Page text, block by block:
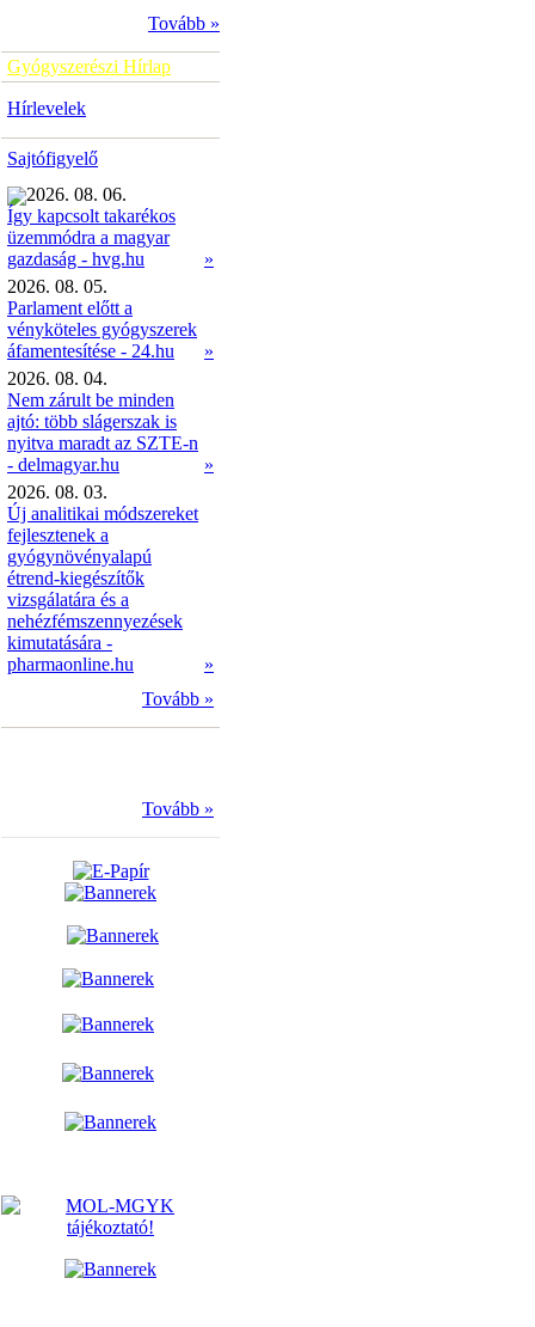
Tovább »
Gyógyszerészi Hírlap
Hírlevelek
Sajtófigyelő
2026. 08. 06.
Így kapcsolt takarékos
üzemmódra a magyar
gazdaság - hvg.hu
»
2026. 08. 05.
Parlament előtt a
vényköteles gyógyszerek
áfamentesítése - 24.hu
»
2026. 08. 04.
Nem zárult be minden
ajtó: több slágerszak is
nyitva maradt az SZTE-n
- delmagyar.hu
»
2026. 08. 03.
Új analitikai módszereket
fejlesztenek a
gyógynövényalapú
étrend-kiegészítők
vizsgálatára és a
nehézfémszennyezések
kimutatására -
pharmaonline.hu
»
Tovább »
Tovább »